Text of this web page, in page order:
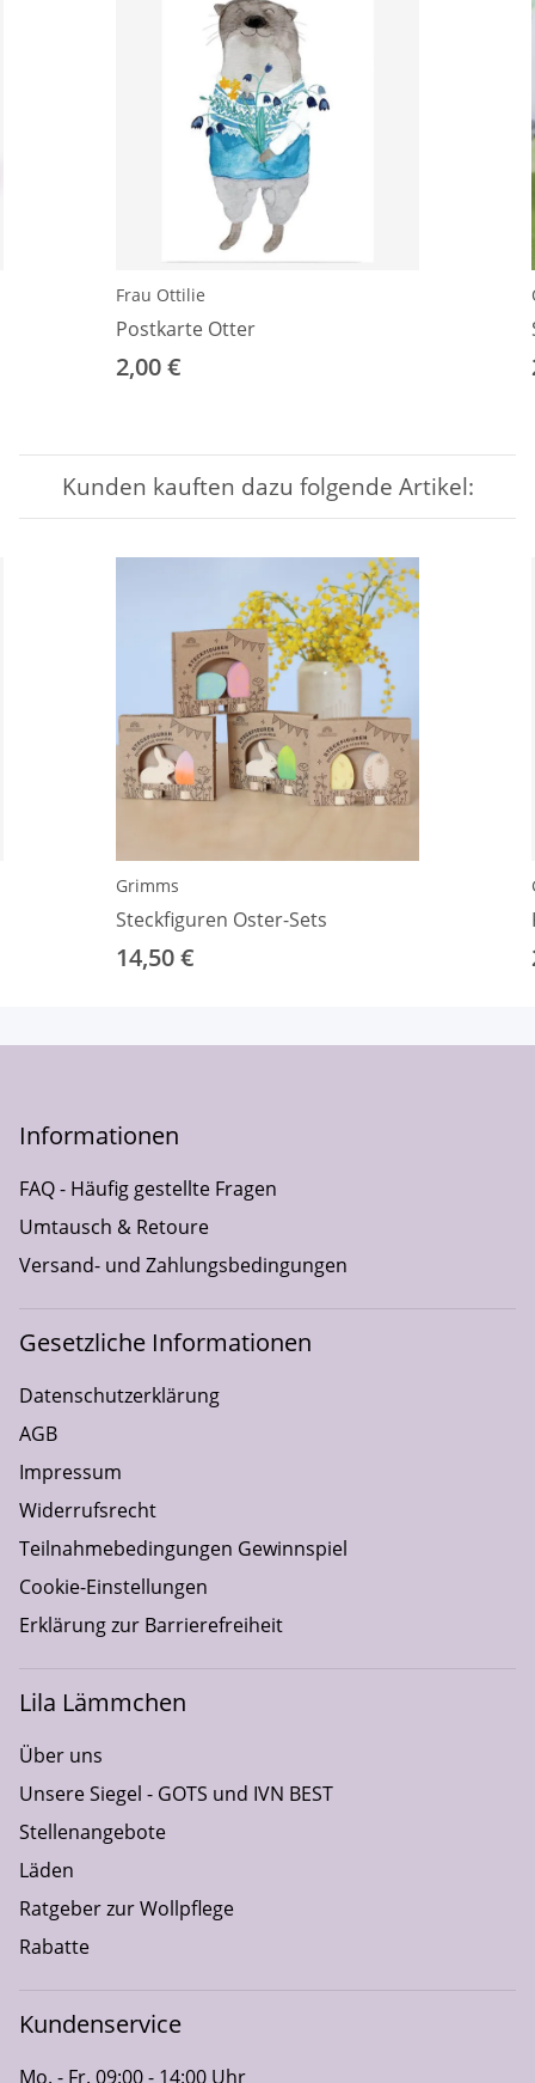
Frau Ottilie
Postkarte Otter
2,00 €
Kunden kauften dazu folgende Artikel:
Grimms
Steckfiguren Oster-Sets
14,50 €
Informationen
FAQ - Häufig gestellte Fragen
Umtausch & Retoure
Versand- und Zahlungsbedingungen
Gesetzliche Informationen
Datenschutzerklärung
AGB
Impressum
Widerrufsrecht
Teilnahmebedingungen Gewinnspiel
Cookie-Einstellungen
Erklärung zur Barrierefreiheit
Lila Lämmchen
Über uns
Unsere Siegel - GOTS und IVN BEST
Stellenangebote
Läden
Ratgeber zur Wollpflege
Rabatte
Kundenservice
Mo. - Fr. 09:00 - 14:00 Uhr